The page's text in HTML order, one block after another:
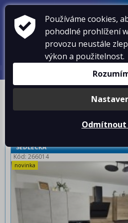
SEDLECKÁ
Kód: 266014
novinka
Používáme cookies,
pohodlné prohlížení
provozu neustále
výkon a použitelnost.
Odmítnout